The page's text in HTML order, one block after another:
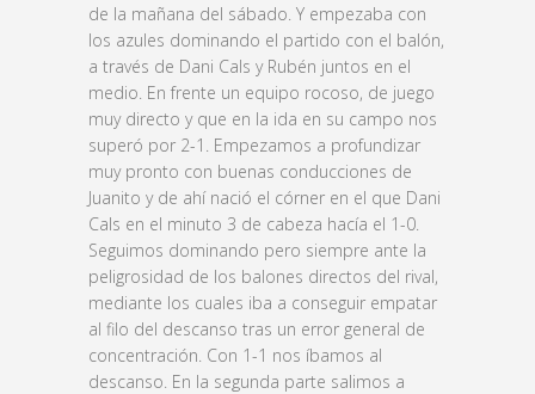
de la mañana del sábado. Y empezaba con
los azules dominando el partido con el balón,
a través de Dani Cals y Rubén juntos en el
medio. En frente un equipo rocoso, de juego
muy directo y que en la ida en su campo nos
superó por 2-1. Empezamos a profundizar
muy pronto con buenas conducciones de
Juanito y de ahí nació el córner en el que Dani
Cals en el minuto 3 de cabeza hacía el 1-0.
Seguimos dominando pero siempre ante la
peligrosidad de los balones directos del rival,
mediante los cuales iba a conseguir empatar
al filo del descanso tras un error general de
concentración. Con 1-1 nos íbamos al
descanso. En la segunda parte salimos a